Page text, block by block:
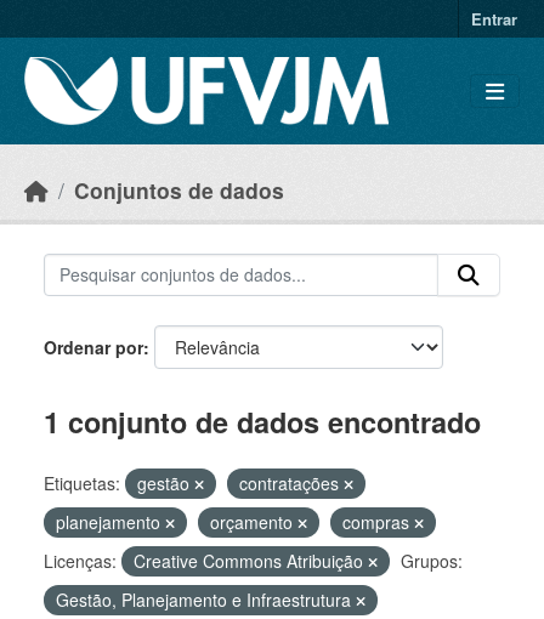
Entrar
Conjuntos de dados
Ordenar por
1 conjunto de dados encontrado
Etiquetas: gestão
contratações
planejamento
orçamento
compras
Licenças:
Creative Commons Atribuição
Grupos:
Gestão, Planejamento e Infraestrutura